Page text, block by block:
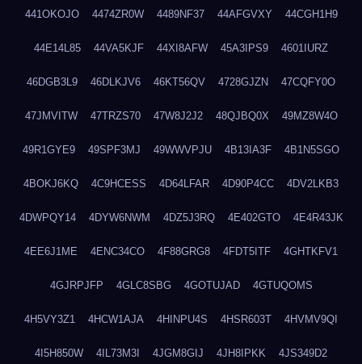
441OKOJO 4474ZR0W 4489NF37 44AFGVXY 44CGH1H9
44E14L85 44VA5KJF 44XI8AFW 45A3IPS9 4601IURZ
46DGB3L9 46DLKJV6 46KT56QV 4728GJZN 47CQFY0O
47JMVITW 47TRZS70 47W8J2J2 48QJBQ0X 49MZ8W4O
49R1GYE9 49SPF3MJ 49WWVPJU 4B13IA3F 4B1N5SGO
4BOKJ6KQ 4C9HCESS 4D64LFAR 4D90P4CC 4DV2LKB3
4DWPQY14 4DYW6NWM 4DZ5J3RQ 4E402GTO 4E4R43JK
4EE6J1ME 4ENC34CO 4F88GRG8 4FDT5ITF 4GHTKFV1
4GJRPJFP 4GLC8SBG 4GOTUJAD 4GTUQOMS
4H5VY3Z1 4HCW1AJA 4HINPU4S 4HSR603T 4HVMV9QI
4I5H850W 4IL73M3I 4JGM8GIJ 4JH8IPKK 4JS349D2